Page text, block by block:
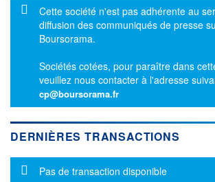
Message d'information
Cette société n'est pas adhérente au
diffusion des communiqués de presse
Boursorama.
Sociétés cotées, pour paraître dans
veuillez nous contacter à l'adresse
cp@boursorama.fr
DERNIÈRES TRANSACTIONS
Message d'information
Pas de transaction disponible